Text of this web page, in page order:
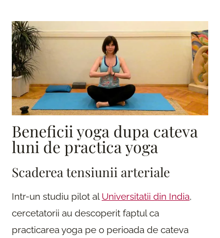
Beneficii yoga dupa cateva
luni de practica yoga
Scaderea tensiunii arteriale
Intr-un studiu pilot al Universitatii din India,
cercetatorii au descoperit faptul ca
practicarea yoga pe o perioada de cateva